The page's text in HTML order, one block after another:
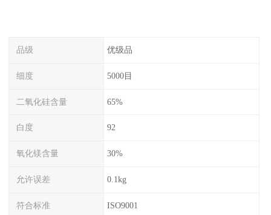
品级 优级品
细度 5000目
二氧化硅含量 65%
白度 92
氧化镁含量 30%
允许误差 0.1kg
符合标准 ISO9001